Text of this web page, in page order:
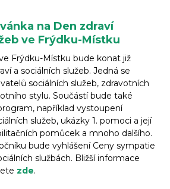
na Den zdraví
ve Frýdku-Místku
Frýdku-Místku bude konat již
a sociálních služeb. Jedná se
sociálních služeb, zdravotních
stylu. Součástí bude také
například vystoupení
služeb, ukázky 1. pomoci a její
pomůcek a mnoho dalšího.
bude vyhlášení Ceny sympatie
službách. Bližší informace
zde.